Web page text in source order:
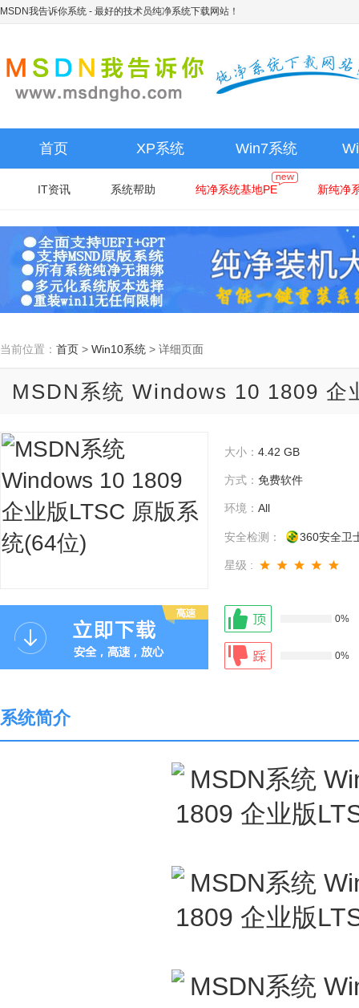
MSDN我告诉你系统 - 最好的技术员纯净系统下载网站！
首页 XP系统 Win7系统
IT资讯 系统帮助 纯净系统基地PE 新纯净
当前位置： 首页 > Win10系统 > 详细页面
MSDN系统 Windows 10 1809 企
大小： 4.42 GB
方式： 免费软件
环境： All
安全检测： 360安全卫
星级 :
0%
0%
系统简介